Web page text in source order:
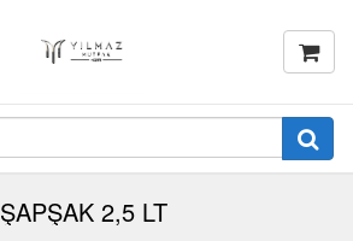
ŞAPŞAK 2,5 LT